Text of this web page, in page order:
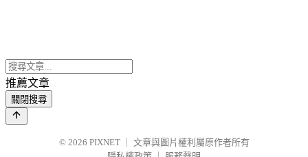
推薦文章
關閉搜尋
© 2026 PIXNET
文章與圖片權利屬原作者所有